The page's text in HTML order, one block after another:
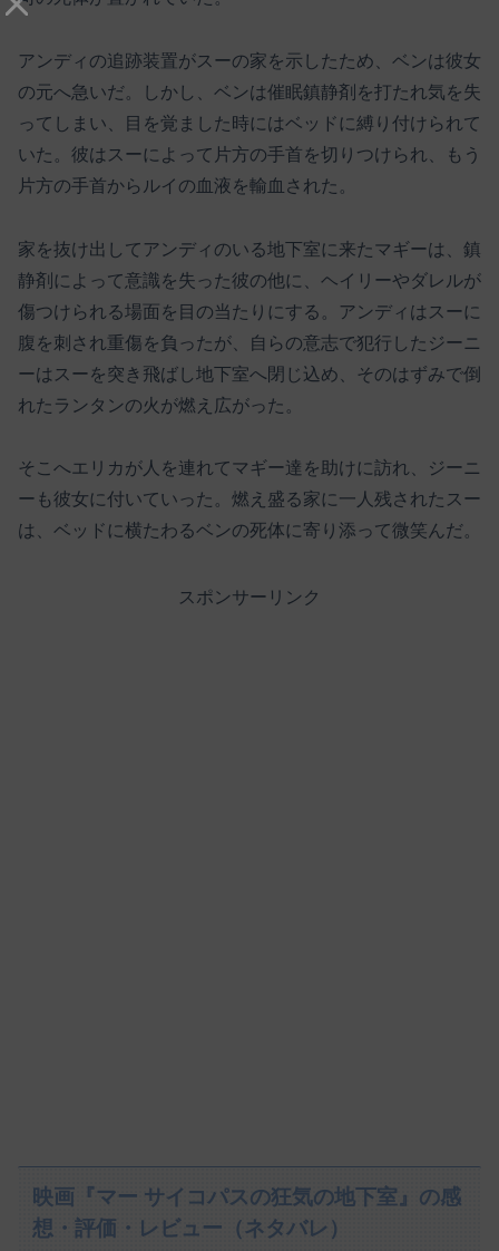
アンディの追跡装置がスーの家を示したため、ベンは彼女
の元へ急いだ。しかし、ベンは催眠鎮静剤を打たれ気を失
ってしまい、目を覚ました時にはベッドに縛り付けられて
いた。彼はスーによって片方の手首を切りつけられ、もう
片方の手首からルイの血液を輸血された。
家を抜け出してアンディのいる地下室に来たマギーは、鎮
静剤によって意識を失った彼の他に、ヘイリーやダレルが
傷つけられる場面を目の当たりにする。アンディはスーに
腹を刺され重傷を負ったが、自らの意志で犯行したジーニ
ーはスーを突き飛ばし地下室へ閉じ込め、そのはずみで倒
れたランタンの火が燃え広がった。
そこへエリカが人を連れてマギー達を助けに訪れ、ジーニ
ーも彼女に付いていった。燃え盛る家に一人残されたスー
は、ベッドに横たわるベンの死体に寄り添って微笑んだ。
スポンサーリンク
映画『マー サイコパスの狂気の地下室』の感
想・評価・レビュー（ネタバレ）